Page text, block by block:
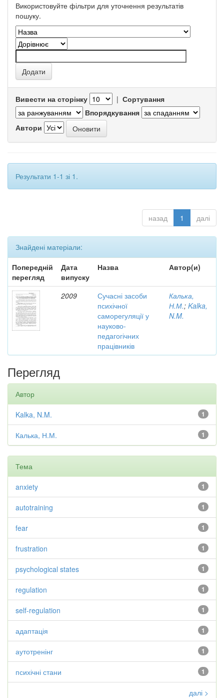
Використовуйте фільтри для уточнення результатів
пошуку.
Вивести на сторінку | Сортування
Впорядкування
Автори
Результати 1-1 зі 1.
назад 1 далі
Знайдені матеріали:
Попередній
перегляд
Дата
випуску
Назва Автор(и)
2009
Сучасні засоби
психічної
саморегуляції у
науково-
педагогічних
працівників
Калька,
Н.М.; Kalka,
N.M.
Перегляд
Автор
1
Kalka, N.M.
1
Калька, Н.М.
Тема
1
anxiety
1
autotraining
1
fear
1
frustration
1
psychological states
1
regulation
1
self-regulation
1
адаптація
1
аутотренінг
1
психічні стани
далі >